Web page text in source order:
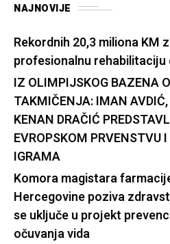
NAJNOVIJE
Rekordnih 20,3 miliona KM
profesionalnu
IZ OLIMPIJSKOG BAZENA
TAKMIČENJA: IMAN
KENAN DRAČIĆ
EVROPSKOM PRVENSTVU
IGRAMA
Komora magistara
Hercegovine poziva
se uključe u projekt
očuvanja vida